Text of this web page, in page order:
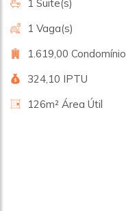
1 Suite(s)
1 Vaga(s)
1.619,00 Condomínio
324,10 IPTU
126m² Área Útil